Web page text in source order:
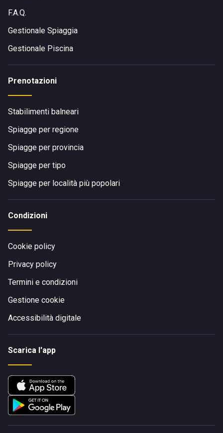
F.A.Q.
Gestionale Spiaggia
Gestionale Piscina
Prenotazioni
Stabilimenti balneari
Spiagge per regione
Spiagge per provincia
Spiagge per tipo
Spiagge per località più popolari
Condizioni
Cookie policy
Privacy policy
Termini e condizioni
Gestione cookie
Accessibilità digitale
Scarica l'app